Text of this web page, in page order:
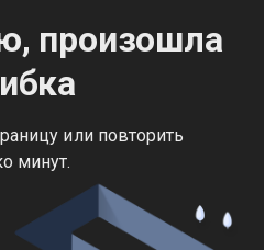
произошла
или повторить
минут.